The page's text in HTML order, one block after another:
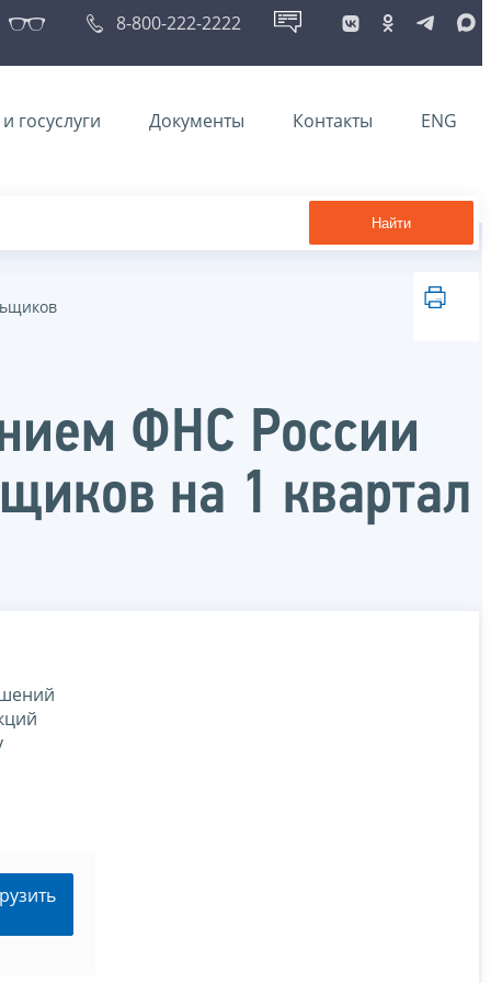
8-800-222-2222
госуслуги Документы Контакты ENG
Найти
ФНС России
на 1 квартал